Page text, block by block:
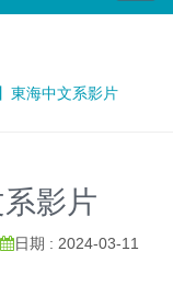
東海中文系影片
影片
日期 : 2024-03-11